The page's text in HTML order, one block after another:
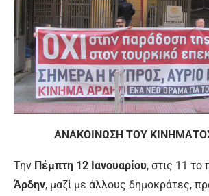
ΑΝΑΚΟΙΝΩΣΗ ΤΟΥ
Την Πέμπτη 12 Ιανουαρίου, στις 11 το
Άρδην, μαζί με άλλους δημοκράτες,